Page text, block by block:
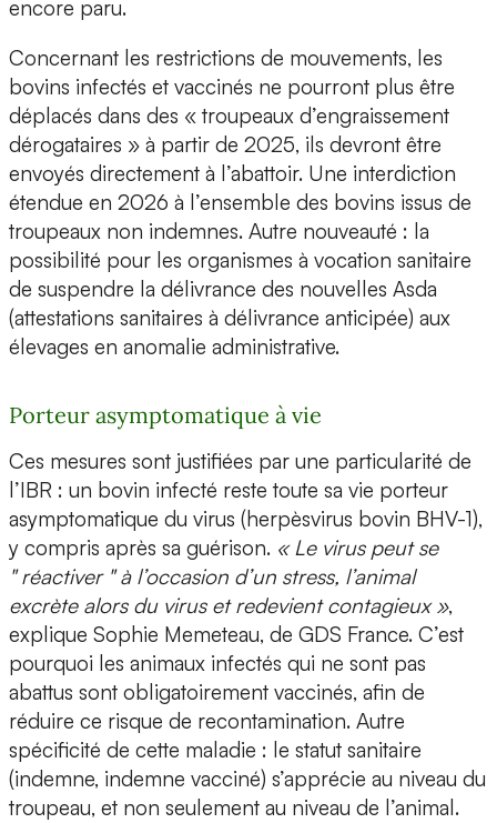
encore paru.
Concernant les restrictions de mouvements, les
bovins infectés et vaccinés ne pourront plus être
déplacés dans des « troupeaux d’engraissement
dérogataires » à partir de 2025, ils devront être
envoyés directement à l’abattoir. Une interdiction
étendue en 2026 à l’ensemble des bovins issus de
troupeaux non indemnes. Autre nouveauté : la
possibilité pour les organismes à vocation sanitaire
de suspendre la délivrance des nouvelles Asda
(attestations sanitaires à délivrance anticipée) aux
élevages en anomalie administrative.
Porteur asymptomatique à vie
Ces mesures sont justifiées par une particularité de
l’IBR : un bovin infecté reste toute sa vie porteur
asymptomatique du virus (herpèsvirus bovin BHV-1),
y compris après sa guérison. « Le virus peut se
" réactiver " à l’occasion d’un stress, l’animal
excrète alors du virus et redevient contagieux »,
explique Sophie Memeteau, de GDS France. C’est
pourquoi les animaux infectés qui ne sont pas
abattus sont obligatoirement vaccinés, afin de
réduire ce risque de recontamination. Autre
spécificité de cette maladie : le statut sanitaire
(indemne, indemne vacciné) s’apprécie au niveau du
troupeau, et non seulement au niveau de l’animal.